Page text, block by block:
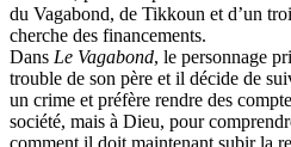
du Vagabond, de Tikkoun et dʼun
cherche des financements.
Dans Le Vagabond, le personnage
trouble de son père et il décide de
un crime et préfère rendre des
société, mais à Dieu, pour